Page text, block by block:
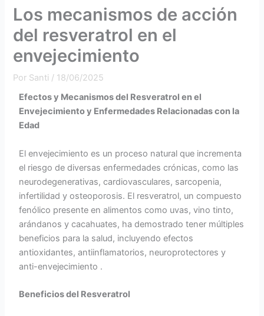
Los mecanismos de acción
del resveratrol en el
envejecimiento
Por Santi / 18/06/2025
Efectos y Mecanismos del Resveratrol en el
Envejecimiento y Enfermedades Relacionadas con la
Edad
El envejecimiento es un proceso natural que incrementa
el riesgo de diversas enfermedades crónicas, como las
neurodegenerativas, cardiovasculares, sarcopenia,
infertilidad y osteoporosis. El resveratrol, un compuesto
fenólico presente en alimentos como uvas, vino tinto,
arándanos y cacahuates, ha demostrado tener múltiples
beneficios para la salud, incluyendo efectos
antioxidantes, antiinflamatorios, neuroprotectores y
anti-envejecimiento .
Beneficios del Resveratrol